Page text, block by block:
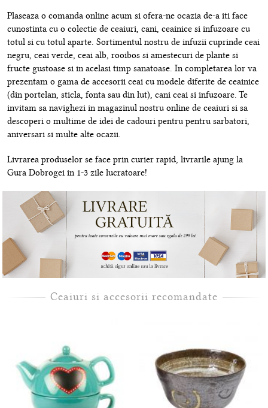
Plaseaza o comanda online acum si ofera-ne ocazia de-a iti face
cunostinta cu o colectie de ceaiuri, cani, ceainice si infuzoare cu
totul si cu totul aparte. Sortimentul nostru de infuzii cuprinde ceai
negru, ceai verde, ceai alb, rooibos si amestecuri de plante si
fructe gustoase si in acelasi timp sanatoase. In completarea lor va
prezentam o gama de accesorii ceai cu modele diferite de ceainice
(din portelan, sticla, fonta sau din lut), cani ceai si infuzoare. Te
invitam sa navighezi in magazinul nostru online de ceaiuri si sa
descoperi o multime de idei de cadouri pentru pentru sarbatori,
aniversari si multe alte ocazii.
Livrarea produselor se face prin curier rapid, livrarile ajung la
Gura Dobrogei in 1-3 zile lucratoare!
Ceaiuri si accesorii recomandate